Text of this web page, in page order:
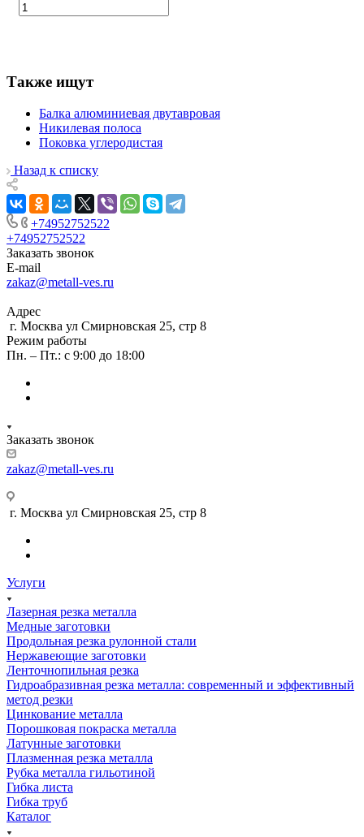
Также ищут
Балка алюминиевая двутавровая
Никилевая полоса
Поковка углеродистая
Назад к списку
+74952752522
+74952752522
Заказать звонок
E-mail
zakaz@metall-ves.ru
Адрес
г. Москва ул Смирновская 25, стр 8
Режим работы
Пн. – Пт.: с 9:00 до 18:00
Заказать звонок
zakaz@metall-ves.ru
г. Москва ул Смирновская 25, стр 8
Услуги
Лазерная резка металла
Медные заготовки
Продольная резка рулонной стали
Нержавеющие заготовки
Ленточнопильная резка
Гидроабразивная резка металла: современный и эффективный
метод резки
Цинкование металла
Порошковая покраска металла
Латунные заготовки
Плазменная резка металла
Рубка металла гильотиной
Гибка листа
Гибка труб
Каталог